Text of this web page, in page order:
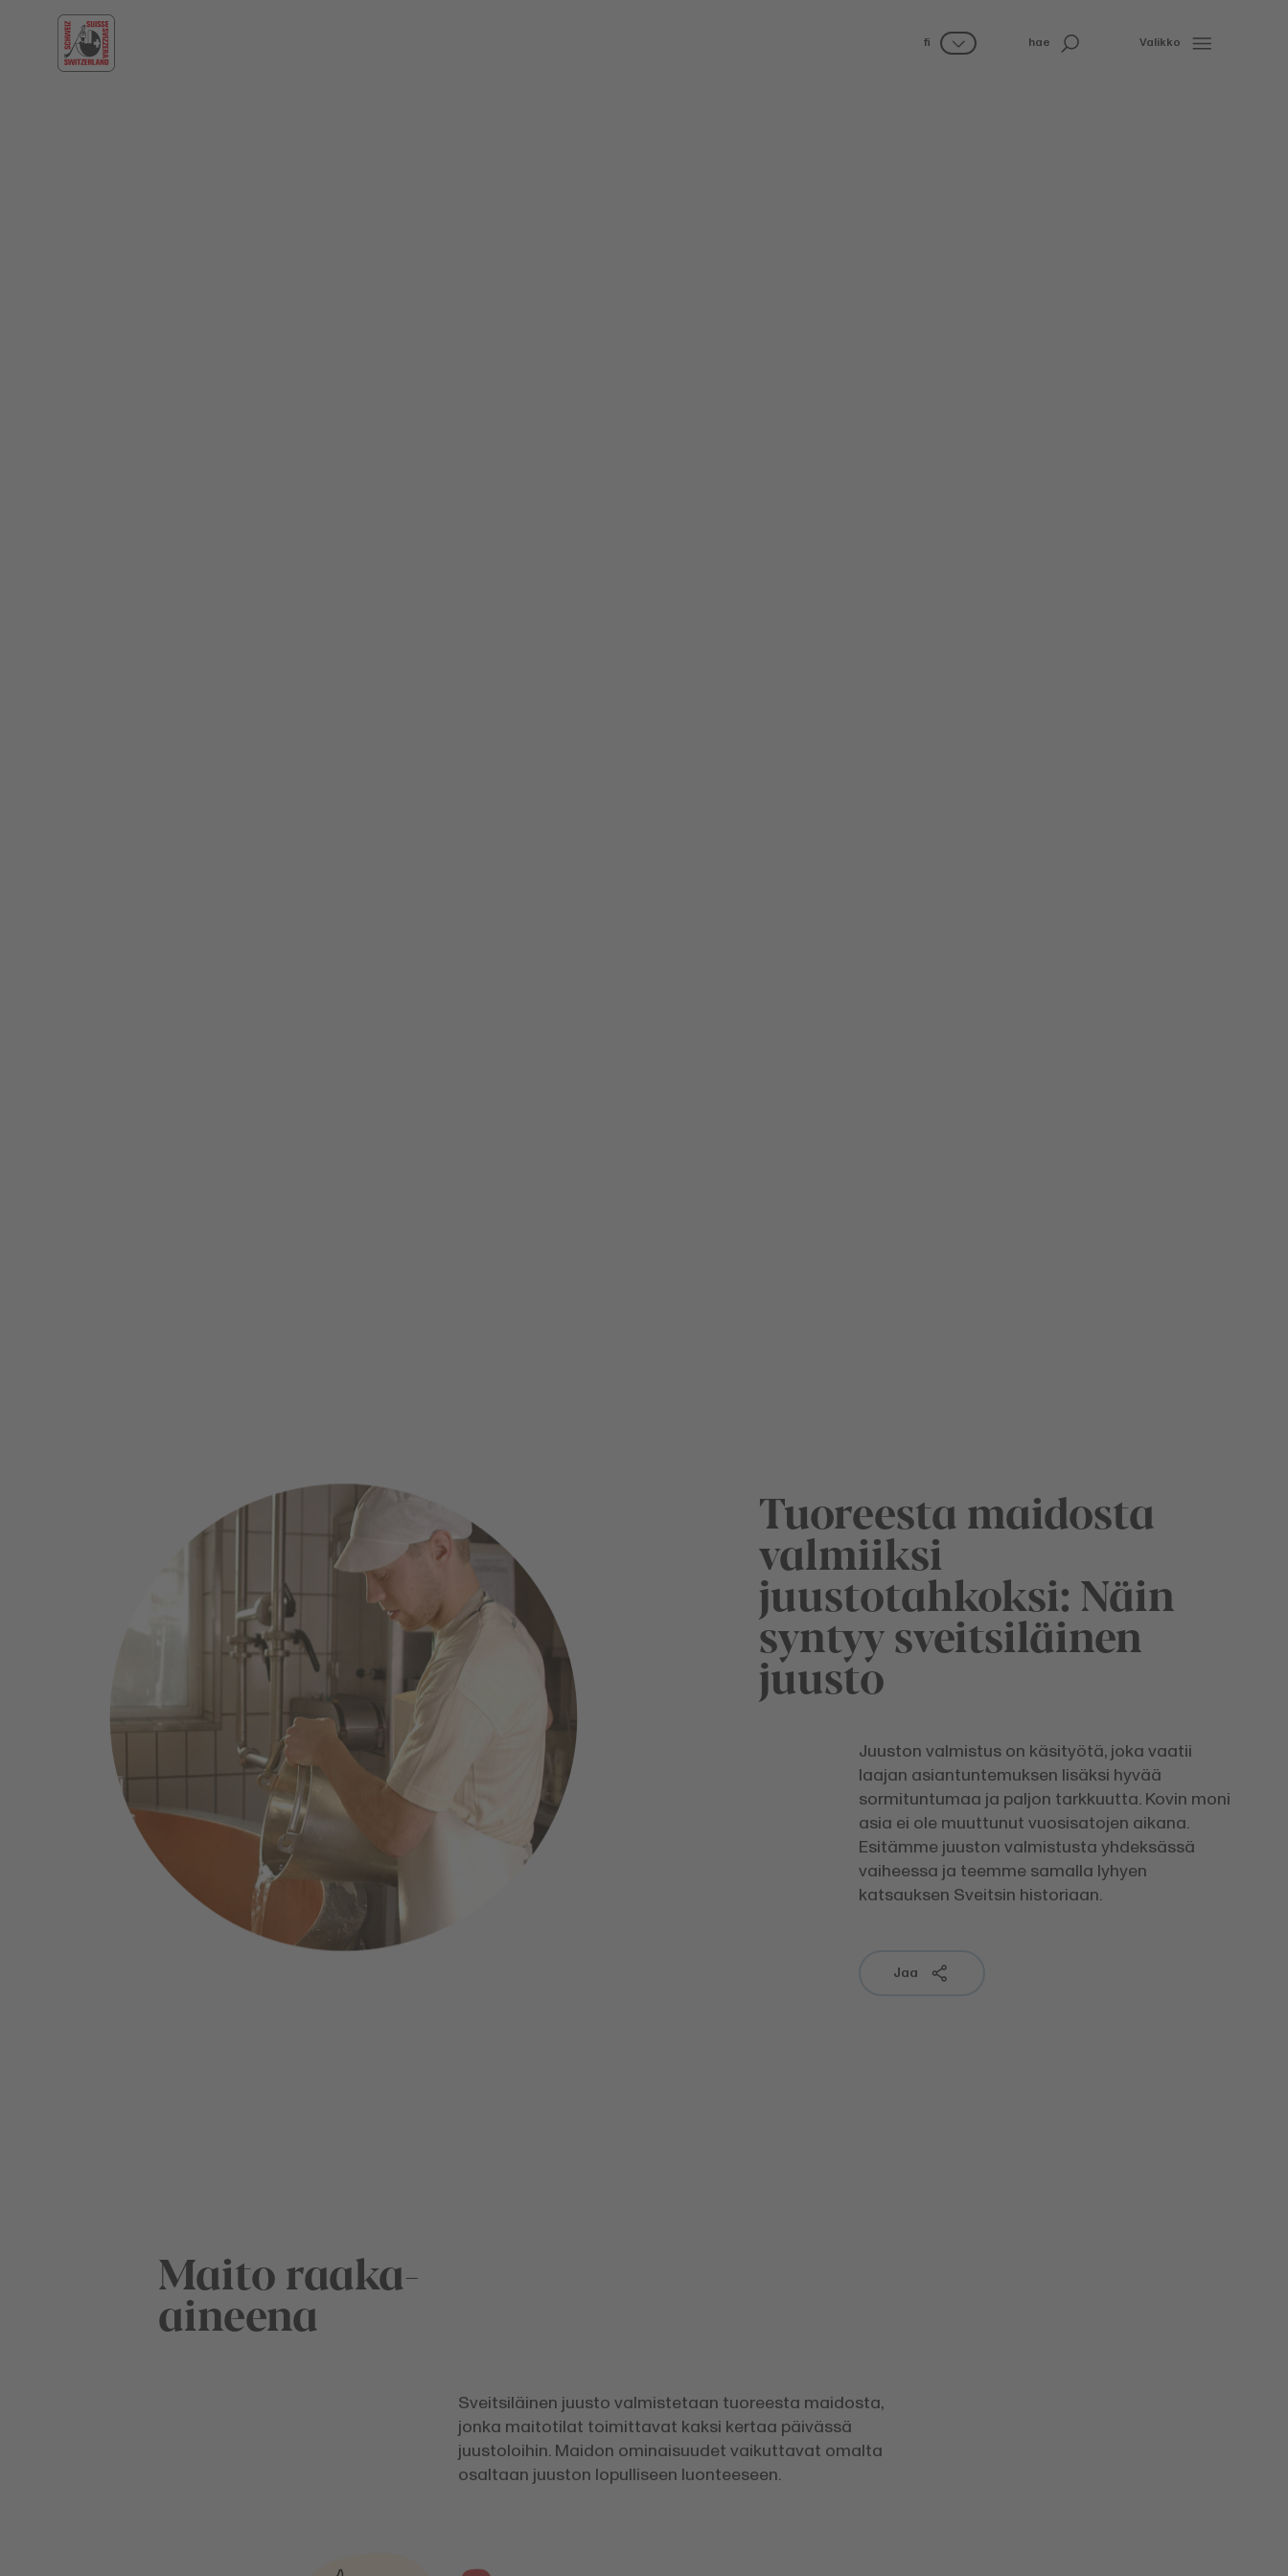
Tuoreesta maidosta
valmiiksi
juustotahkoksi: Näin
syntyy sveitsiläinen
juusto
Juuston valmistus on käsityötä, joka vaatii
laajan asiantuntemuksen lisäksi hyvää
sormituntumaa ja paljon tarkkuutta. Kovin moni
asia ei ole muuttunut vuosisatojen aikana.
Esitämme juuston valmistusta yhdeksässä
vaiheessa ja teemme samalla lyhyen
katsauksen Sveitsin historiaan.
Jaa
fi hae Valikko
Maito raaka-
aineena
Sveitsiläinen juusto valmistetaan tuoreesta maidosta,
jonka maitotilat toimittavat kaksi kertaa päivässä
juustoloihin. Maidon ominaisuudet vaikuttavat omalta
osaltaan juuston lopulliseen luonteeseen.